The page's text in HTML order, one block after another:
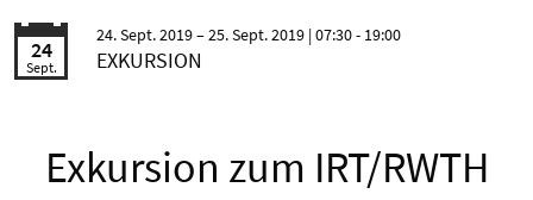
24
Sept.
24. Sept. 2019 25. Sept. 2019 | 07:30 - 19:00
EXKURSION
Exkursion zum IRT/RWTH